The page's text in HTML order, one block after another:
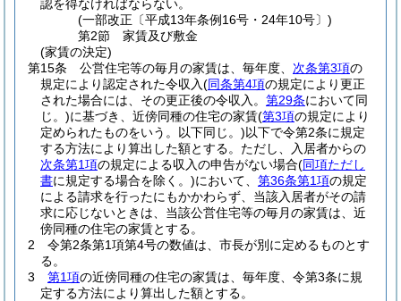
認を得なければならない。
(一部改正〔平成13年条例16号・24年10号〕)
第2節
家賃及び敷金
(家賃の決定)
第15条
公営住宅等の毎月の家賃は、毎年度、 次条第3項の
規定により認定された令収入(同条第4項の規定により更正
された場合には、その更正後の令収入。 第29条において同
じ。)に基づき、近傍同種の住宅の家賃(第3項の規定により
定められたものをいう。以下同じ。)以下で令第2条に規定
する方法により算出した額とする。 ただし、入居者からの
次条第1項の規定による収入の申告がない場合(同項ただし
書に規定する場合を除く。)において、 第36条第1項の規定
による請求を行ったにもかかわらず、当該入居者がその請
求に応じないときは、当該公営住宅等の毎月の家賃は、近
傍同種の住宅の家賃とする。
2
令第2条第1項第4号の数値は、市長が別に定めるものとす
る。
3
第1項の近傍同種の住宅の家賃は、毎年度、令第3条に規
定する方法により算出した額とする。